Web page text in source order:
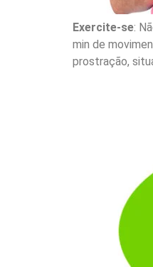
Exercite-se:
min de
prostração,